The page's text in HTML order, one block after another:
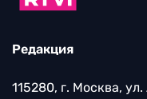
Редакция
115280, г. Москва,